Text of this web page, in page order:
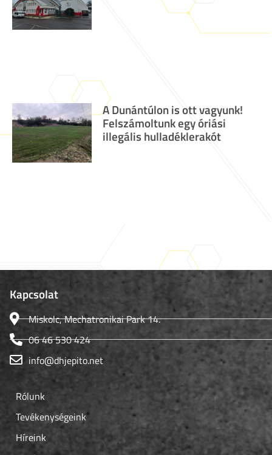
A Dunántúlon is ott vagyunk!
Felszámoltunk egy óriási
illegális hulladéklerakót
Kapcsolat
Miskolc, Mechatronikai Park 14.
06 46 530 424
info@dhjepito.net
Rólunk
Tevékenységeink
Híreink